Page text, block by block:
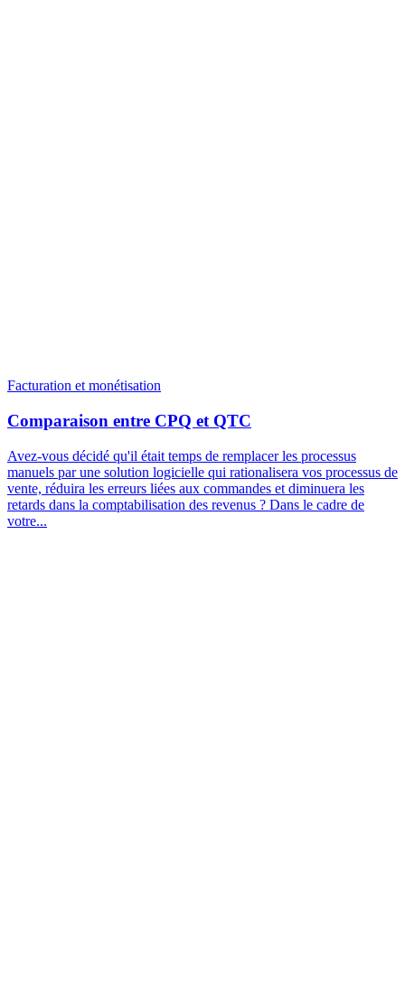
Facturation et monétisation
Comparaison entre CPQ et QTC
Avez-vous décidé qu'il était temps de remplacer les processus
manuels par une solution logicielle qui rationalisera vos processus de
vente, réduira les erreurs liées aux commandes et diminuera les
retards dans la comptabilisation des revenus ? Dans le cadre de
votre...